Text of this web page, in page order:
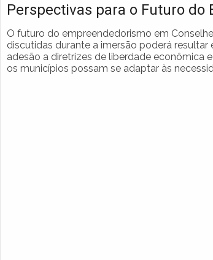
Perspectivas para o Futuro
O futuro do empreendedorismo em
discutidas durante a imersão poderá
adesão a diretrizes de liberdade econômica
os municípios possam se adaptar às